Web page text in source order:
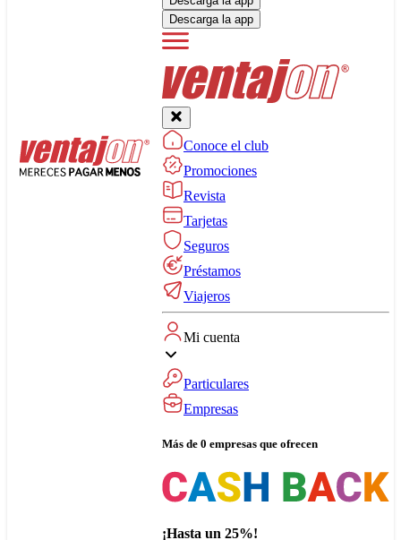
Descarga la app
Conoce el club
Promociones
Revista
Tarjetas
Seguros
Préstamos
Viajeros
Mi cuenta
Particulares
Empresas
Más de 0 empresas que ofrecen
¡Hasta un 25%!